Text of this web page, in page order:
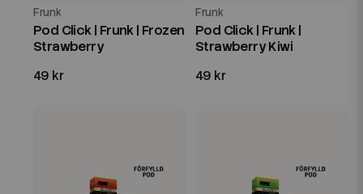
Frunk
Pod Click | Frunk | Frozen
Strawberry
49 kr
Frunk
Pod Click | Frunk |
Strawberry Kiwi
49 kr